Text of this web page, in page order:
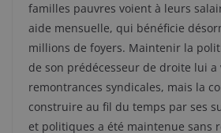
familles pauvres voient à leurs
aide mensuelle, qui bénéficie
millions de foyers. Maintenir la
de son prédécesseur de droite lui
remontrances syndicales, mais la
construire au fil du temps par ses
et politiques a été maintenue sans